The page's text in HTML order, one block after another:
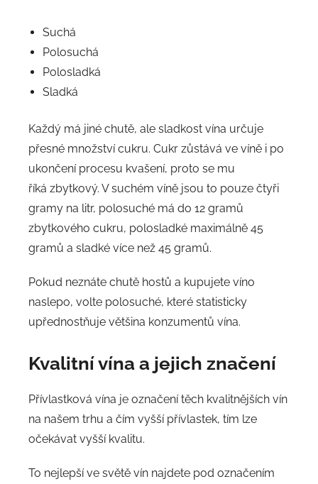
Suchá
Polosuchá
Polosladká
Sladká
Každý má jiné chutě, ale sladkost vína určuje
přesné množství cukru. Cukr zůstává ve víně i po
ukončení procesu kvašení, proto se mu
říká zbytkový. V suchém víně jsou to pouze čtyři
gramy na litr, polosuché má do 12 gramů
zbytkového cukru, polosladké maximálně 45
gramů a sladké více než 45 gramů.
Pokud neznáte chutě hostů a kupujete víno
naslepo, volte polosuché, které statisticky
upřednostňuje většina konzumentů vína.
Kvalitní vína a jejich značení
Přívlastková vína je označení těch kvalitnějších vín
na našem trhu a čím vyšší přívlastek, tím lze
očekávat vyšší kvalitu.
To nejlepší ve světě vín najdete pod označením